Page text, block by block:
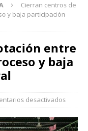
Cierran centros de
y baja participación
entre
y baja
desactivados